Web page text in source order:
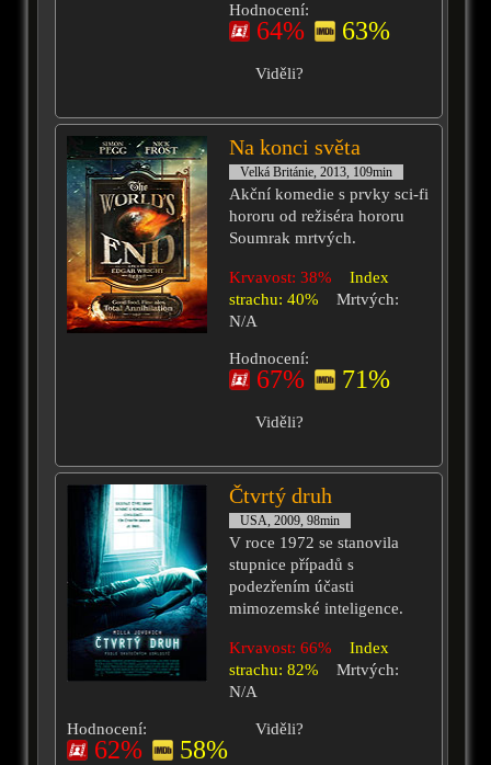
Hodnocení:
64% 63%
Viděli?
Na konci světa
Velká Británie, 2013, 109min
Akční komedie s prvky sci-fi
hororu od režiséra hororu
Soumrak mrtvých.
Krvavost: 38%
Index
strachu: 40%
Mrtvých:
N/A
Hodnocení:
67% 71%
Viděli?
Čtvrtý druh
USA, 2009, 98min
V roce 1972 se stanovila
stupnice případů s
podezřením účasti
mimozemské inteligence.
Krvavost: 66%
Index
strachu: 82%
Mrtvých:
N/A
Hodnocení:
62% 58%
Viděli?